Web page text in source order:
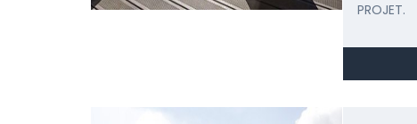
PROJET.